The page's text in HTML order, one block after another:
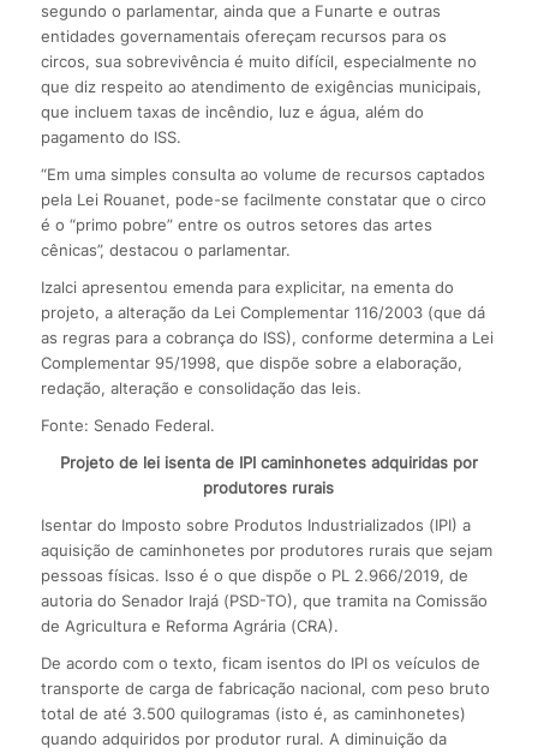
segundo o parlamentar, ainda que a Funarte e outras
entidades governamentais ofereçam recursos para os
circos, sua sobrevivência é muito difícil, especialmente no
que diz respeito ao atendimento de exigências municipais,
que incluem taxas de incêndio, luz e água, além do
pagamento do ISS.
“Em uma simples consulta ao volume de recursos captados
pela Lei Rouanet, pode-se facilmente constatar que o circo
é o “primo pobre” entre os outros setores das artes
cênicas”, destacou o parlamentar.
Izalci apresentou emenda para explicitar, na ementa do
projeto, a alteração da Lei Complementar 116/2003 (que dá
as regras para a cobrança do ISS), conforme determina a Lei
Complementar 95/1998, que dispõe sobre a elaboração,
redação, alteração e consolidação das leis.
Fonte: Senado Federal.
Projeto de lei isenta de IPI caminhonetes adquiridas por
produtores rurais
Isentar do Imposto sobre Produtos Industrializados (IPI) a
aquisição de caminhonetes por produtores rurais que sejam
pessoas físicas. Isso é o que dispõe o PL 2.966/2019, de
autoria do Senador Irajá (PSD-TO), que tramita na Comissão
de Agricultura e Reforma Agrária (CRA).
De acordo com o texto, ficam isentos do IPI os veículos de
transporte de carga de fabricação nacional, com peso bruto
total de até 3.500 quilogramas (isto é, as caminhonetes)
quando adquiridos por produtor rural. A diminuição da